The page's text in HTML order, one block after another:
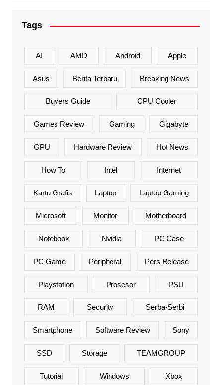
Tags
AI AMD Android Apple
Asus Berita Terbaru Breaking News
Buyers Guide CPU Cooler
Games Review Gaming Gigabyte
GPU Hardware Review Hot News
How To Intel Internet
Kartu Grafis Laptop Laptop Gaming
Microsoft Monitor Motherboard
Notebook Nvidia PC Case
PC Game Peripheral Pers Release
Playstation Prosesor PSU
RAM Security Serba-Serbi
Smartphone Software Review Sony
SSD Storage TEAMGROUP
Tutorial Windows Xbox